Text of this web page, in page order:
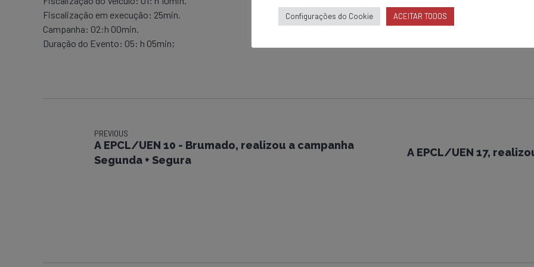
Fiscalização em execução: 25min.
Campanha: 02:h 00min.
Duração do Evento: 05: h 05min;
PREVIOUS
A EPCL/UEN 10 - Brumado, realizou a campanha
Segunda + Segura
A EPCL/UEN 17,
Configurações do Cookie ACEITAR TODOS